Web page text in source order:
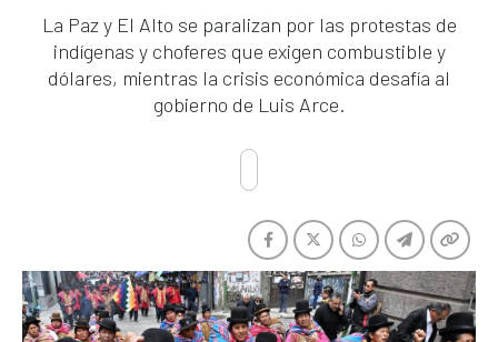
La Paz y El Alto se paralizan por las protestas de
indígenas y choferes que exigen combustible y
dólares, mientras la crisis económica desafía al
gobierno de Luis Arce.